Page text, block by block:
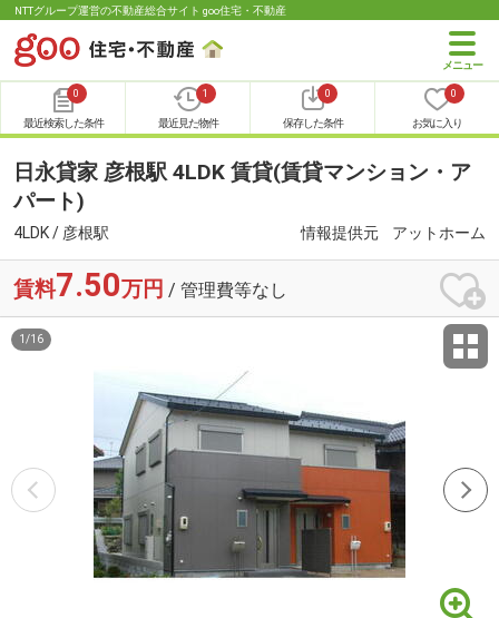
NTTグループ運営の不動産総合サイト goo住宅・不動産
0
最近検索した条件
1
最近見た物件
0
保存した条件
0
お気に入り
日永貸家 彦根駅 4LDK 賃貸(賃貸マンション・ア
パート)
4LDK / 彦根駅 情報提供元 アットホーム
賃料7.50万円 / 管理費等なし
1 /16